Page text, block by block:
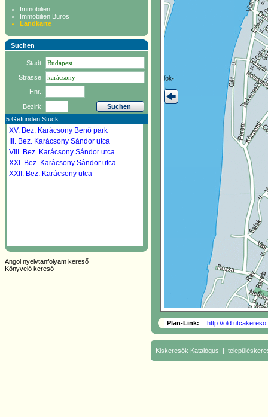
Immobilien
Immobilien Büros
Landkarte
Suchen
Stadt:
Strasse:
Hnr.:
Bezirk:
5 Gefunden Stück
XV. Bez. Karácsony Benő park
III. Bez. Karácsony Sándor utca
VIII. Bez. Karácsony Sándor utca
XXI. Bez. Karácsony Sándor utca
XXII. Bez. Karácsony utca
Angol nyelvtanfolyam kereső
Könyvelő kereső
Plan-Link: http://
Kiskeresők Katalógus |